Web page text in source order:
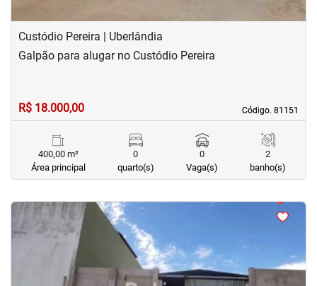
Custódio Pereira | Uberlândia
Código. 81151
Código. 81151
Galpão para alugar no Custódio Pereira
R$ 18.000,00
400,00 m²
Área principal
0
quarto(s)
0
Vaga(s)
2
banho(s)